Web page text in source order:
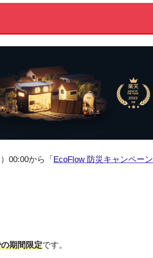
00:00から「 EcoFlow 防災キャンペーン
期間限定です。